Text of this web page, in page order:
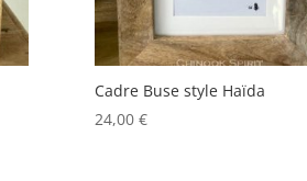
Cadre Buse style Haïda
24,00 €